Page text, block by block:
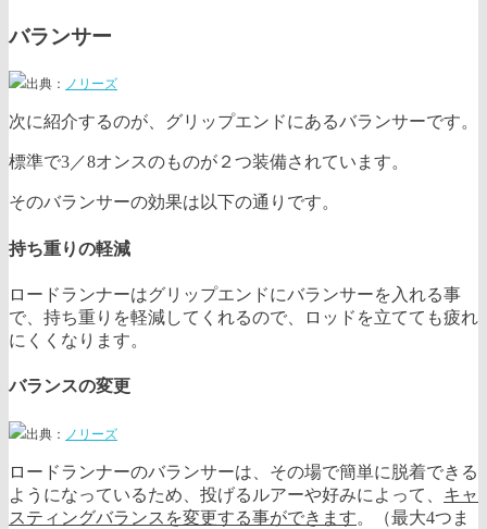
バランサー
出典： ノリーズ
次に紹介するのが、グリップエンドにあるバランサーです。
標準で3／8オンスのものが２つ装備されています。
そのバランサーの効果は以下の通りです。
持ち重りの軽減
ロードランナーはグリップエンドにバランサーを入れる事
で、持ち重りを軽減してくれるので、ロッドを立てても疲れ
にくくなります。
バランスの変更
出典： ノリーズ
ロードランナーのバランサーは、その場で簡単に脱着できる
ようになっているため、投げるルアーや好みによって、 キャ
スティングバランスを変更する事ができます。（最大4つま